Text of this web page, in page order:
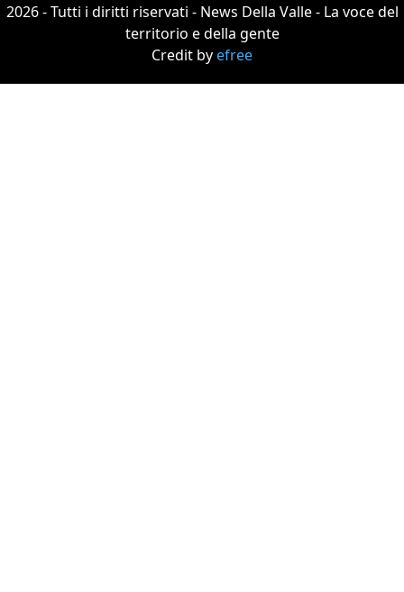
2026 - Tutti i diritti riservati - News Della Valle - La voce del
territorio e della gente
Credit byefree